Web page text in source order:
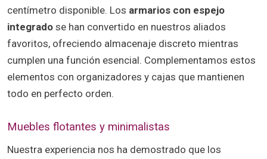
centímetro disponible. Los armarios con espejo
integrado se han convertido en nuestros aliados
favoritos, ofreciendo almacenaje discreto mientras
cumplen una función esencial. Complementamos estos
elementos con organizadores y cajas que mantienen
todo en perfecto orden.
Muebles flotantes y minimalistas
Nuestra experiencia nos ha demostrado que los